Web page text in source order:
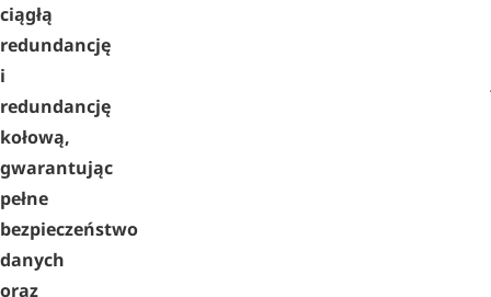
ciągłą
redundancję
i
redundancję
kołową,
gwarantując
pełne
bezpieczeństwo
danych
oraz